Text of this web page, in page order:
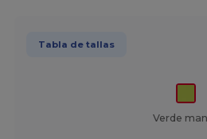
Tabla de tallas
Verde